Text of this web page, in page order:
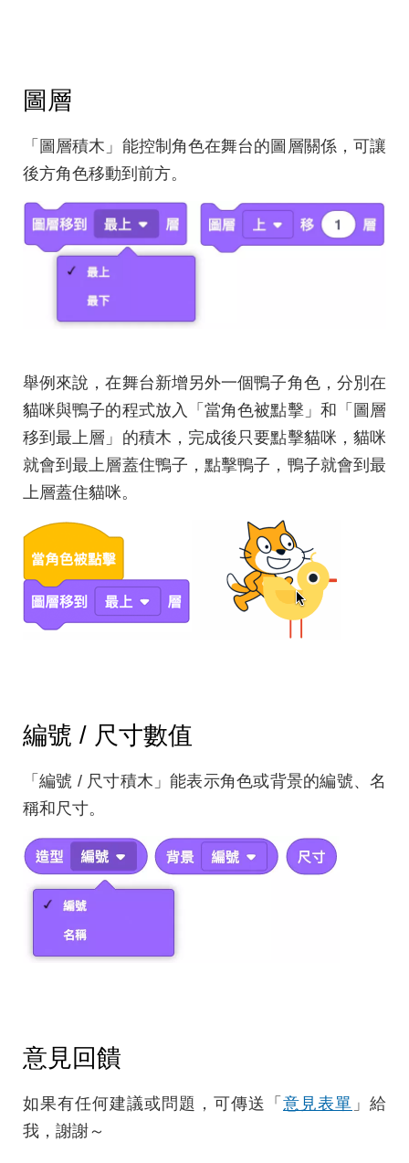
圖層
「圖層積木」能控制角色在舞台的圖層關係，可讓
後方角色移動到前方。
舉例來說，在舞台新增另外一個鴨子角色，分別在
貓咪與鴨子的程式放入「當角色被點擊」和「圖層
移到最上層」的積木，完成後只要點擊貓咪，貓咪
就會到最上層蓋住鴨子，點擊鴨子，鴨子就會到最
上層蓋住貓咪。
編號 / 尺寸數值
「編號 / 尺寸積木」能表示角色或背景的編號、名
稱和尺寸。
意見回饋
如果有任何建議或問題，可傳送「 意見表單 」給
我，謝謝～